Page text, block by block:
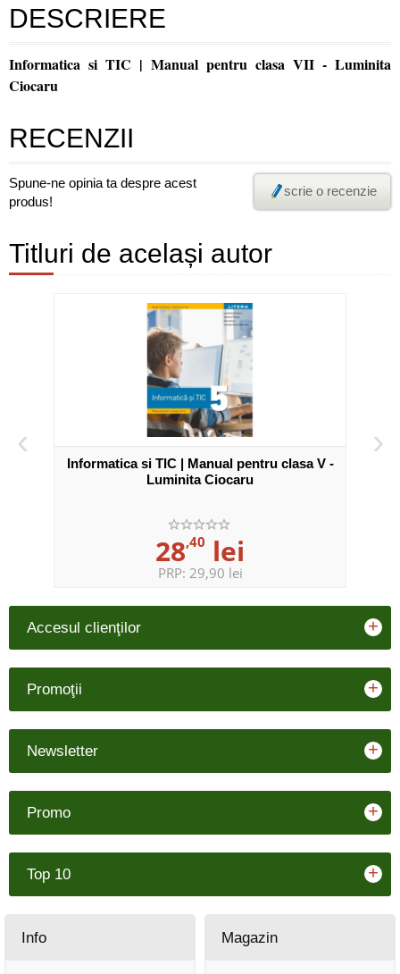
DESCRIERE
Informatica si TIC | Manual pentru clasa VII - Luminita
Ciocaru
RECENZII
Spune-ne opinia ta despre acest
produs!
scrie o recenzie
Titluri de același autor
‹
Informatica si TIC | Manual pentru clasa V -
Luminita Ciocaru
28,40 lei
PRP: 29,90 lei
›
Accesul clienţilor +
Promoţii +
Newsletter +
Promo +
Top 10 +
Info Magazin